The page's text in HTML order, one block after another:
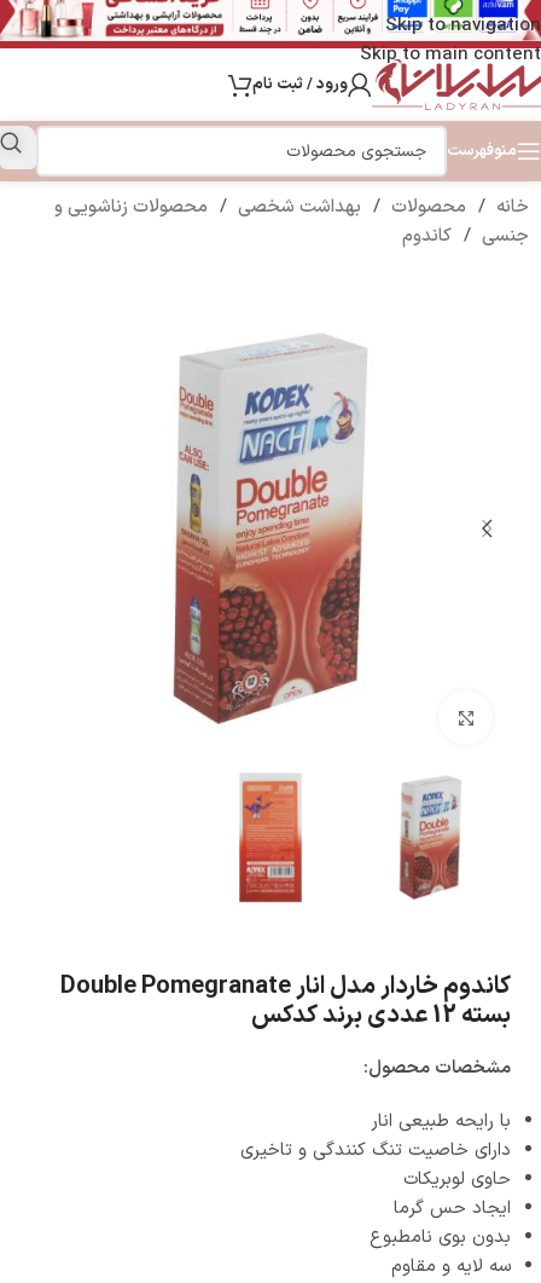
Skip to navigation
Skip to main content
ورود / ثبت نام
منوفهرست
خانه / محصولات / بهداشت شخصی / محصولات زناشویی و
جنسی / کاندوم
کاندوم خاردار مدل انار Double Pomegranate
بسته 12 عددی برند کدکس
مشخصات محصول:
با رایحه طبیعی انار
دارای خاصیت تنگ کنندگی و تاخیری
حاوی لوبریکات
ایجاد حس گرما
بدون بوی نامطبوع
سه لایه و مقاوم